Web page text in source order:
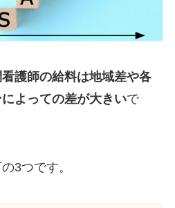
護師の給料は地域差や各
よっての差が大きいで
3つです。